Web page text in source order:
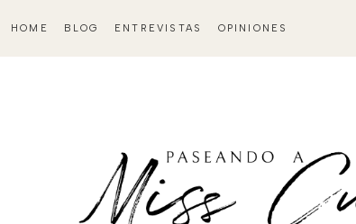
HOME BLOG ENTREVISTAS OPINIONES